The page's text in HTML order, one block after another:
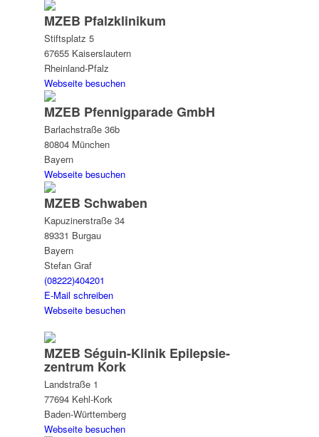
MZEB Pfalzklinikum
Stiftsplatz 5
67655 Kaiserslautern
Rheinland-Pfalz
Webseite besuchen
MZEB Pfennigparade GmbH
Barlachstraße 36b
80804 München
Bayern
Webseite besuchen
MZEB Schwaben
Kapuzinerstraße 34
89331 Burgau
Bayern
Stefan Graf
(08222)404201
E-Mail schreiben
Webseite besuchen
MZEB Séguin-Klinik Epilepsie­
zentrum Kork
Landstraße 1
77694 Kehl-Kork
Baden-Württemberg
Webseite besuchen